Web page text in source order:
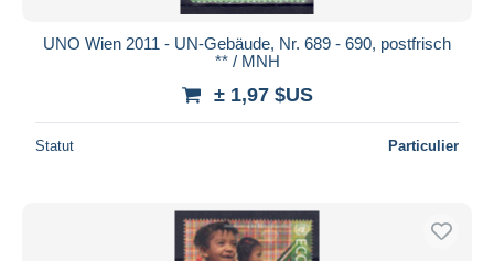
UNO Wien 2011 - UN-Gebäude, Nr. 689 - 690, postfrisch
** / MNH
± 1,97 $US
Statut Particulier